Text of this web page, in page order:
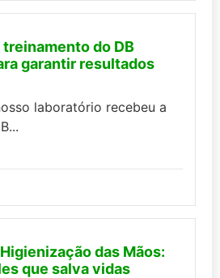
do DB
garantir resultados
laboratório recebeu a
das Mãos:
que salva vidas